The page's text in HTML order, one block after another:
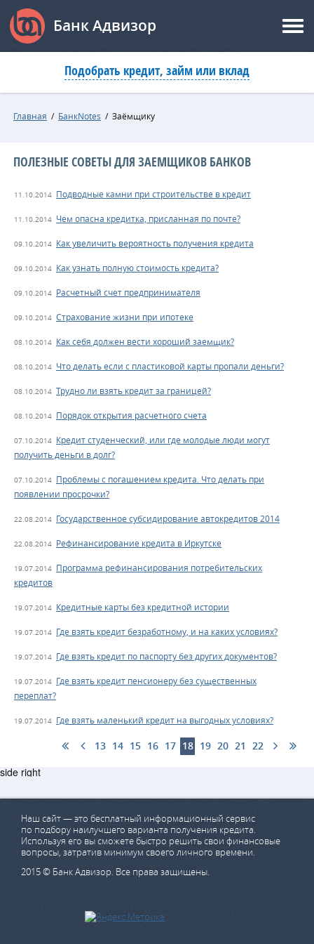
Банк Адвизор
Подобрать кредит, займ или вклад
Главная / БанкNotes / Заёмщику
ПОЛЕЗНЫЕ СОВЕТЫ ДЛЯ ЗАЕМЩИКОВ БАНКОВ
11.10.2014 Подводные камни при строительстве в кредит
11.10.2014 Чем опасна кредитка, присланная по почте?
09.10.2014 Как увеличить вероятность получения кредита
09.10.2014 Как узнать полную стоимость кредита?
09.10.2014 Расчетный счет предпринимателя
09.10.2014 Страхование жизни при ипотеке
08.10.2014 Как себя должен вести хороший заемщик?
08.10.2014 Что делать если с пластиковой карты пропали деньги?
08.10.2014 Трудно ли взять кредит за границей?
08.10.2014 Порядок открытия расчетного счета
07.10.2014 Кредит студенческий, или где молодые люди могут
получить деньги в долг?
07.10.2014 Проблемы с погашением кредита. Что делать при
появлении просрочки?
22.08.2014 Государственное субсидирование автокредитов 2014
22.08.2014 Рефинансирование кредита в Иркутске
19.07.2014 Программа рефинансирования потребительских
кредитов
19.07.2014 Кредитные карты без кредитной истории
19.07.2014 Где взять кредит безработному, и на каких условиях?
19.07.2014 Где взять кредит по паспорту без других документов?
19.07.2014 Где взять кредит пенсионеру без существенных
переплат?
19.07.2014 Где взять маленький кредит на выгодных условиях?
13 14 15 16 17 18 19 20 21 22
side right
Наш сайт — это бесплатный информационный сервис
по подбору наилучшего варианта получения кредита.
Используя его вы сможете быстро решить свои финансовые
вопросы, затратив минимум своего личного времени.
2015 © Банк Адвизор. Все права защищены.